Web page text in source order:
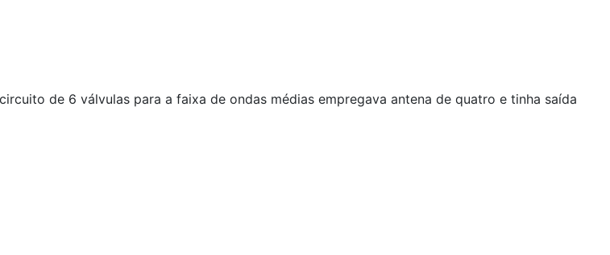
de 6 válvulas para a faixa de ondas médias empregava antena de quatro e tinha saída